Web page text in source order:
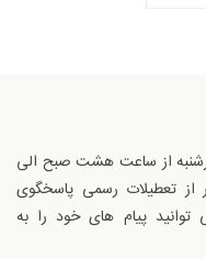
از ساعت هشت صبح الی
و پنجشنبه ها تا ساعت 13 غیر از تعطیلات رسمی پاسخگوی
پیام های خود را به